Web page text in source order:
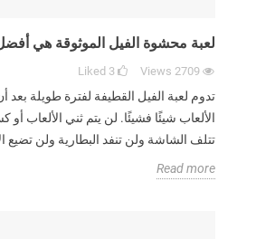
لعبة محشوة الفيل الموثوقة هي
2709
Views
3
Liked
تدوم لعبة الفيل القطيفة لفترة طويلة
الألعاب شيئًا فشيئًا. لن يتم ثني الألعاب أو
تتلف الشاشة ولن تنفد البطارية ولن تضيع
Read more